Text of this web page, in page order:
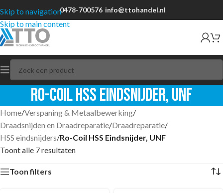
Skip to navigation
Skip to main content
0478-700576 info@ttohandel.nl
Ro-Coil HSS Eindsnijder, UNF
Home/Verspaning & Metaalbewerking/
Draadsnijden en Draadreparatie/Draadreparatie/
HSS eindsnijders/Ro-Coil HSS Eindsnijder, UNF
Toont alle 7 resultaten
Toon filters